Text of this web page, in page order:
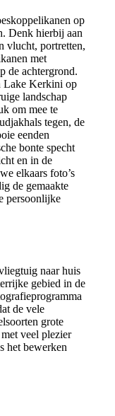
op
Denk hierbij aan
vlucht, portretten,
met
de achtergrond.
Lake Kerkini op
landschap
om mee te
tegen, de
eenden
bonte specht
en in de
elkaars foto’s
de gemaakte
persoonlijke
naar huis
gebied in de
de vele
grote
veel plezier
het bewerken